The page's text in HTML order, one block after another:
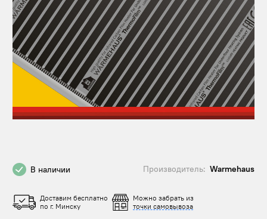
В наличии Производитель: Warmehaus
Доставим бесплатно
по г. Минску
Можно забрать из
точки самовывоза